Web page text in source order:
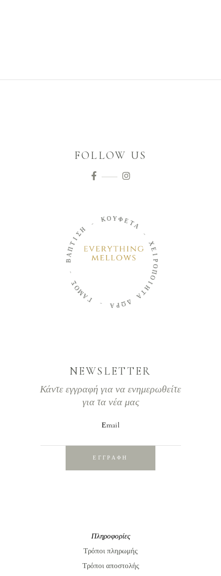
FOLLOW US
Γ
Α
Μ
Ο
Β
Α
Π
Τ
Ι
Σ Η
Κ ΟΥΦΕΤ
Χ
Ε
Ι
Ρ
Ο
Π
Ο
Ι
Η
Τ
Α
Δ
Ω
Ρ
NEWSLETTER
Κάντε εγγραφή για να ενημερωθείτε
για τα νέα μας
Εmail
ΕΓΓΡΑΦΗ
Πληροφορίες
Τρόποι πληρωμής
Τρόποι αποστολής